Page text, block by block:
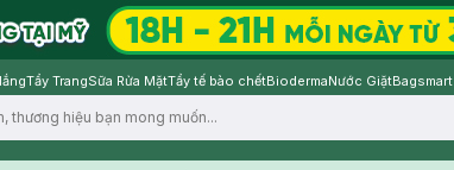
Tẩy TrangSữa Rửa MặtTẩy tế bào chếtBiodermaNước GiặtBagsmart